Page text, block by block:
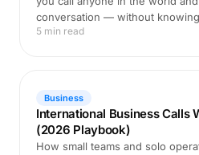
conversation — without
5 min read
Business
International Business Calls
(2026 Playbook)
How small teams and solo